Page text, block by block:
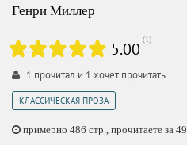
Генри Миллер
5.00 (1)
1 прочитал и 1 хочет прочитать
КЛАССИЧЕСКАЯ ПРОЗА
примерно 486 стр., прочитаете за